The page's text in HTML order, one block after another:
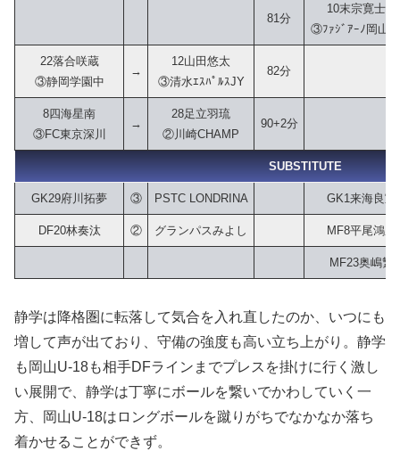
81分
10末宗寛士郎
③ﾌｧｼﾞｱｰﾉ岡山
22落合咲蔵
③静岡学園中
→
12山田悠太
③清水ｴｽﾊﾟﾙｽJY
82分
8四海星南
③FC東京深川
→
28足立羽琉
②川崎CHAMP
90+2分
SUBSTITUTE
GK29府川拓夢 ③ PSTC LONDRINA GK1来海良宣
DF20林奏汰 ② グランパスみよし MF8平尾鴻成
MF23奥嶋繁
静学は降格圏に転落して気合を入れ直したのか、いつにも
増して声が出ており、守備の強度も高い立ち上がり。静学
も岡山U-18も相手DFラインまでプレスを掛けに行く激し
い展開で、静学は丁寧にボールを繋いでかわしていく一
方、岡山U-18はロングボールを蹴りがちでなかなか落ち
着かせることができず。